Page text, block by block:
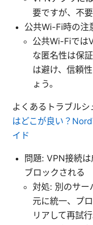
要ですが、不
公共Wi-Fi時の注
公共Wi-Fiでは
な匿名性は保
は避け、信頼
ょう。
よくあるトラブルシ
はどこが良い？
イド
問題: VPN接続
ブロックされる
対処: 別のサー
元に統一、プ
リアして再試行